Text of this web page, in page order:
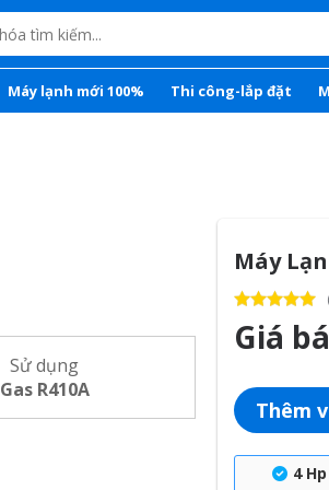
Máy lạnh mới 100% Thi công-lắp đặt
Sử dụng
Gas R410A
Máy
Giá
Thêm
4 Hp